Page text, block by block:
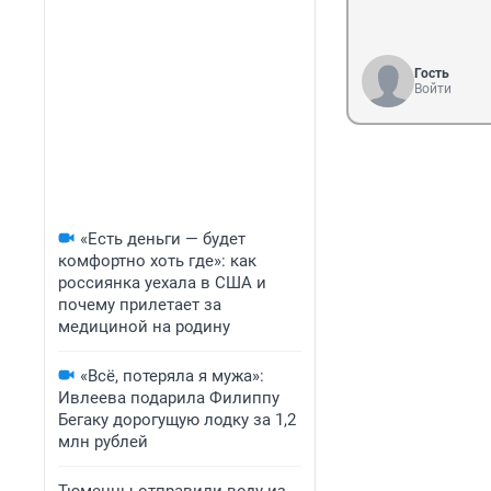
«Есть деньги — будет
комфортно хоть где»: как
россиянка уехала в США и
почему прилетает за
медициной на родину
«Всё, потеряла я мужа»:
Ивлеева подарила Филиппу
Бегаку дорогущую лодку за 1,2
млн рублей
Гость
Войти